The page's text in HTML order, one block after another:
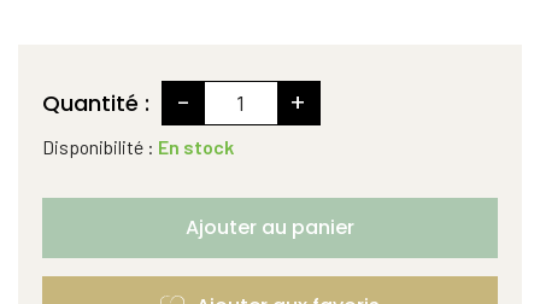
Quantité : - +
Disponibilité : En stock
Ajouter au panier